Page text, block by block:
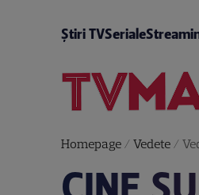
Știri TVSeriale
Homepage/ Vedete/